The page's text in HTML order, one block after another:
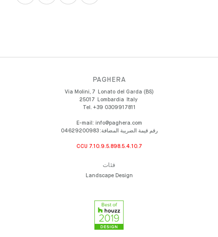
PAGHERA
Via Molini, 7
Lonato del Garda (BS)
25017
Lombardia
Italy
Tel. +39 0309917811
E-mail: info@paghera.com
رقم قيمة الضريبة المضافة:04629200983
CCU 7.10.9.5.898.5.4.10.7
فئات
Landscape Design